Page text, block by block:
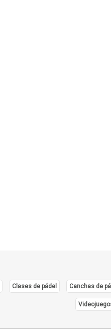
Clases de pádel Canchas de